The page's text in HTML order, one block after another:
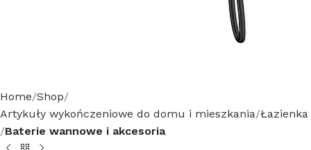
Home Shop
Artykuły wykończeniowe do domu i mieszkania Łazienka
Baterie wannowe i akcesoria